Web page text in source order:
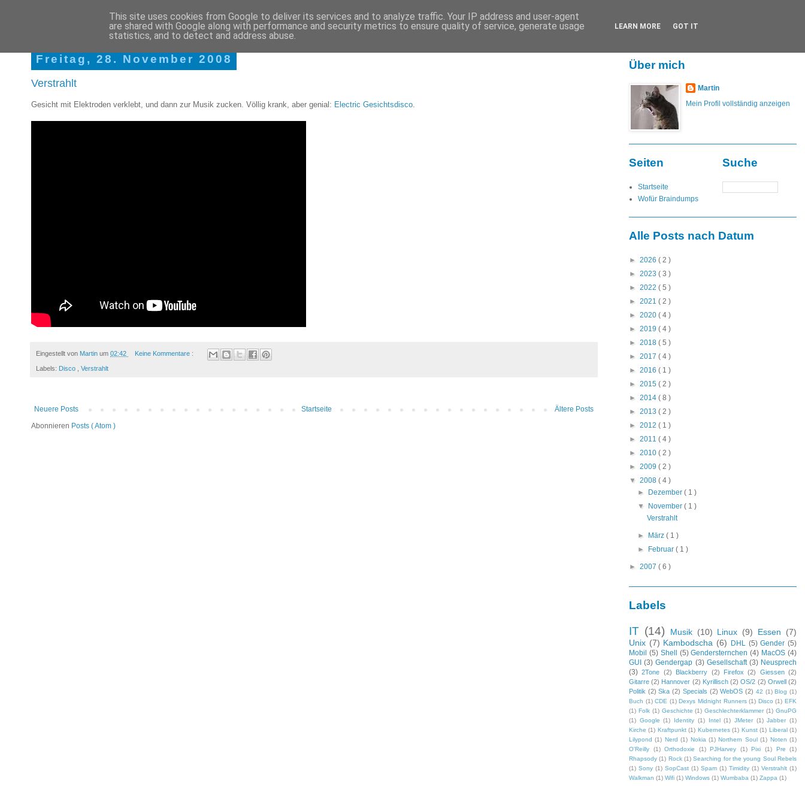
Martins Braindumps
Freitag, 28. November 2008
Verstrahlt
Gesicht mit Elektroden verklebt, und dann zur Musik zucken. Völlig krank, aber genial: Electric Gesichtsdisco.
Eingestellt von Martin um 02:42 Keine Kommentare :
Labels: Disco Verstrahlt
Neuere Posts Ältere Posts
Startseite
Abonnieren Posts ( Atom )
Über mich
Martin
Mein Profil vollständig anzeigen
Seiten
Startseite
Wofür Braindumps
Suche
Alle Posts nach Datum
► 2026 ( 2 )
► 2023 ( 3 )
► 2022 ( 5 )
► 2021 ( 2 )
► 2020 ( 4 )
► 2019 ( 4 )
► 2018 ( 5 )
► 2017 ( 4 )
► 2016 ( 1 )
► 2015 ( 2 )
► 2014 ( 8 )
► 2013 ( 2 )
► 2012 ( 1 )
► 2011 ( 4 )
► 2010 ( 2 )
► 2009 ( 2 )
▼ 2008 ( 4 )
►
Dezember( 1 )
▼
November( 1 )
Verstrahlt
► März( 1 )
►
Februar( 1 )
► 2007 ( 6 )
Labels
IT (14) Musik (10) Linux (9) Essen
(7)
Unix (7) Kambodscha (6) DHL (5) Gender (5)
Mobil (5) Shell (5) Gendersternchen (4) MacOS (4)
GUI (3) Gendergap (3) Gesellschaft (3) Neusprech
(3) 2Tone (2) Blackberry (2) Firefox (2) Giessen (2)
Gitarre (2) Hannover (2) Kyrillisch (2) OS/2 (2) Orwell (2)
Politik (2) Ska (2) Specials (2) WebOS (2) 42 (1) Blog (1)
Buch (1) CDE (1) Dexys Midnight Runners (1) Disco (1) EFK
(1) Folk (1) Geschichte (1) Geschlechterklammer (1) GnuPG
(1) Google (1) Identity (1) Intel (1) JMeter (1) Jabber (1)
Kirche (1) Kraftpunkt (1) Kubernetes (1) Kunst (1) Liberal (1)
Lilypond (1) Nerd (1) Nokia (1) Northern Soul (1) Noten (1)
O'Reilly
(1) Orthodoxie (1) PJHarvey (1) Pixi (1) Pre
(1)
Rhapsody (1) Rock (1) Searching for the young Soul Rebels
(1) Sony (1) SopCast (1) Spam (1) Timidity (1) Verstrahlt (1)
Walkman (1) Wifi (1) Windows (1) Wumbaba (1) Zappa (1)
This site uses cookies from Google to deliver its services and to analyze traffic. Your IP address and user-agent
are shared with Google along with performance and security metrics to ensure quality of service, generate usage
statistics, and to detect and address abuse.
LEARN MORE GOT IT